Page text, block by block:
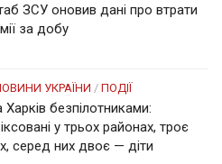
ЗСУ оновив дані про втрати
за добу
УКРАЇНИ / ПОДІЇ
безпілотниками:
у трьох районах, троє
серед них двоє — діти